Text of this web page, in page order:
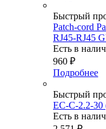
Быстрый
Patch-cord
RJ45-RJ45
Есть в
960 ₽
Подробнее
Быстрый
EC-C-2.2-30
Есть в